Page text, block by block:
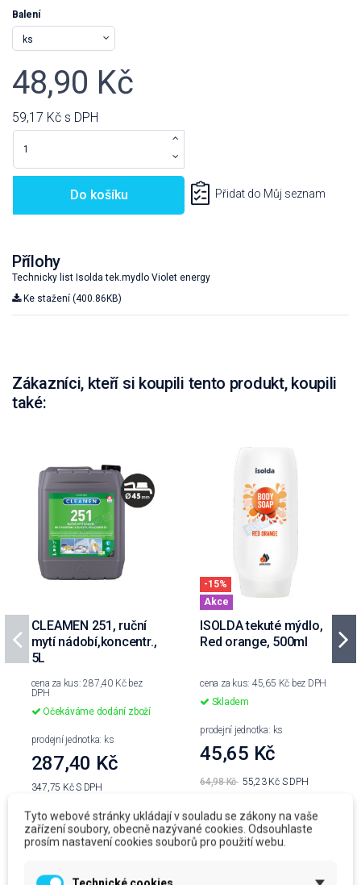
Balení
48,90 Kč
59,17 Kč s DPH
Do košíku Přidat do Můj seznam
Přílohy
Technicky list Isolda tek.mydlo Violet energy
Ke stažení (400.86KB)
Zákazníci, kteří si koupili tento produkt, koupili
také:
CLEAMEN 251, ruční
mytí nádobí,koncentr.,
5L
cena za kus: 287,40 Kč bez
DPH
Očekáváme dodání zboží
prodejní jednotka: ks
287,40 Kč
347,75 KčS DPH
Do košíku
-15%
Akce
ISOLDA tekuté mýdlo,
Red orange, 500ml
cena za kus: 45,65 Kč bez DPH
Skladem
prodejní jednotka: ks
45,65 Kč
64,98 Kč 55,23 Kč S DPH
Do košíku
Tyto webové stránky ukládají v souladu se zákony na vaše
zařízení soubory, obecně nazývané cookies. Odsouhlaste
prosím nastavení cookies souborů pro použití webu.